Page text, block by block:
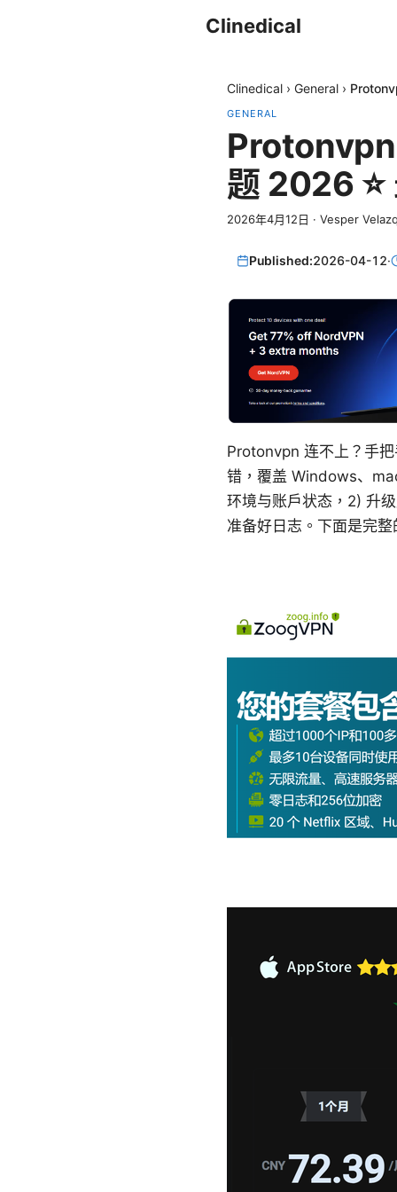
Clinedical
Clinedical › General ›
GENERAL
Protonvpn
题 2026 ⭐
2026年4月12日 · Vesper
Published:2026-04-12·
Protonvpn 连不上？手
错，覆盖 Windows、
环境与账户状态，2) 升
准备好日志。下面是完